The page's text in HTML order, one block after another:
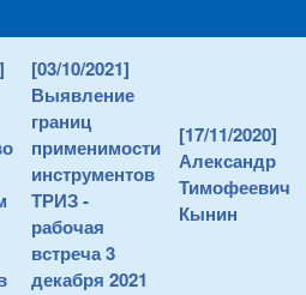
[03/10/2021]
Выявление
границ
применимости
инструментов
ТРИЗ -
рабочая
встреча 3
декабря 2021
[17/11/2020]
Александр
Тимофеевич
Кынин